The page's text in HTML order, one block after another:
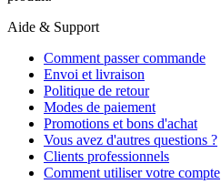
Aide & Support
Comment passer commande
Envoi et livraison
Politique de retour
Modes de paiement
Promotions et bons d'achat
Vous avez d'autres questions ?
Clients professionnels
Comment utiliser votre compte